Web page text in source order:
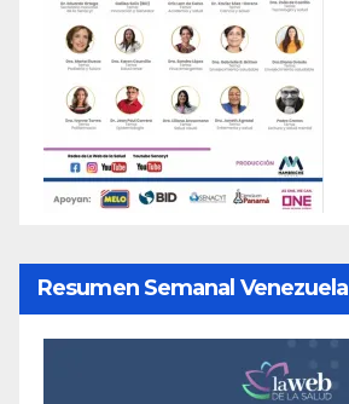
Resumen Semanal Venezuela